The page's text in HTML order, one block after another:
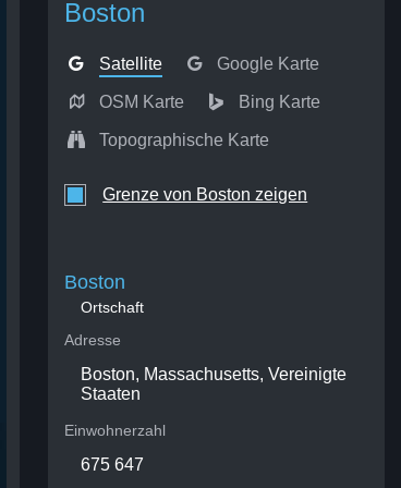
Boston
Satellite Google Karte
OSM Karte Bing Karte
Topographische Karte
Grenze von Boston zeigen
Boston
Ortschaft
Adresse
Boston, Massachusetts, Vereinigte
Staaten
Einwohnerzahl
675 647